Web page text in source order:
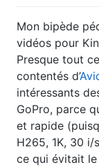
Mon bipède
vidéos pour
Presque tout
contentés d’
intéressants
GoPro, parce
et rapide
H265, 1K, 30
ce qui évitait